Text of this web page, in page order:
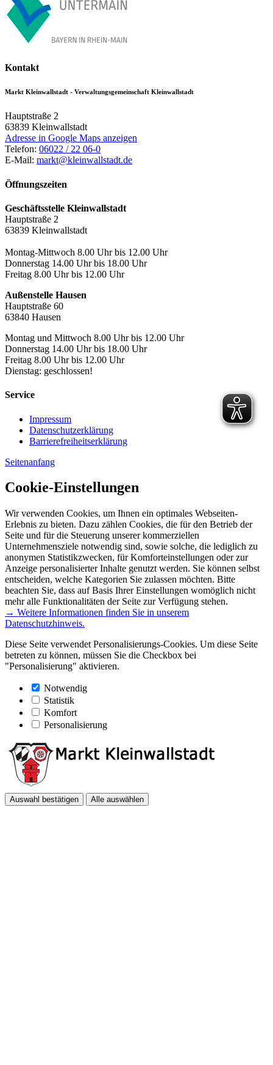
Kontakt
Markt Kleinwallstadt - Verwaltungsgemeinschaft Kleinwallstadt
Hauptstraße 2
63839 Kleinwallstadt
Adresse in Google Maps anzeigen
Telefon: 06022 / 22 06-0
E-Mail: markt@kleinwallstadt.de
Öffnungszeiten
Geschäftsstelle Kleinwallstadt
Hauptstraße 2
63839 Kleinwallstadt
Montag-Mittwoch 8.00 Uhr bis 12.00 Uhr
Donnerstag 14.00 Uhr bis 18.00 Uhr
Freitag 8.00 Uhr bis 12.00 Uhr
Außenstelle Hausen
Hauptstraße 60
63840 Hausen
Montag und Mittwoch 8.00 Uhr bis 12.00 Uhr
Donnerstag 14.00 Uhr bis 18.00 Uhr
Freitag 8.00 Uhr bis 12.00 Uhr
Dienstag: geschlossen!
Service
Impressum
Datenschutzerklärung
Barrierefreiheitserklärung
Seitenanfang
Cookie-Einstellungen
Wir verwenden Cookies, um Ihnen ein optimales Webseiten-
Erlebnis zu bieten. Dazu zählen Cookies, die für den Betrieb der
Seite und für die Steuerung unserer kommerziellen
Unternehmensziele notwendig sind, sowie solche, die lediglich zu
anonymen Statistikzwecken, für Komforteinstellungen oder zur
Anzeige personalisierter Inhalte genutzt werden. Sie können selbst
entscheiden, welche Kategorien Sie zulassen möchten. Bitte
beachten Sie, dass auf Basis Ihrer Einstellungen womöglich nicht
mehr alle Funktionalitäten der Seite zur Verfügung stehen.
→ Weitere Informationen finden Sie in unserem
Datenschutzhinweis.
Diese Seite verwendet Personalisierungs-Cookies. Um diese Seite
betreten zu können, müssen Sie die Checkbox bei
"Personalisierung" aktivieren.
Notwendig
Statistik
Komfort
Personalisierung
Auswahl bestätigen Alle auswählen